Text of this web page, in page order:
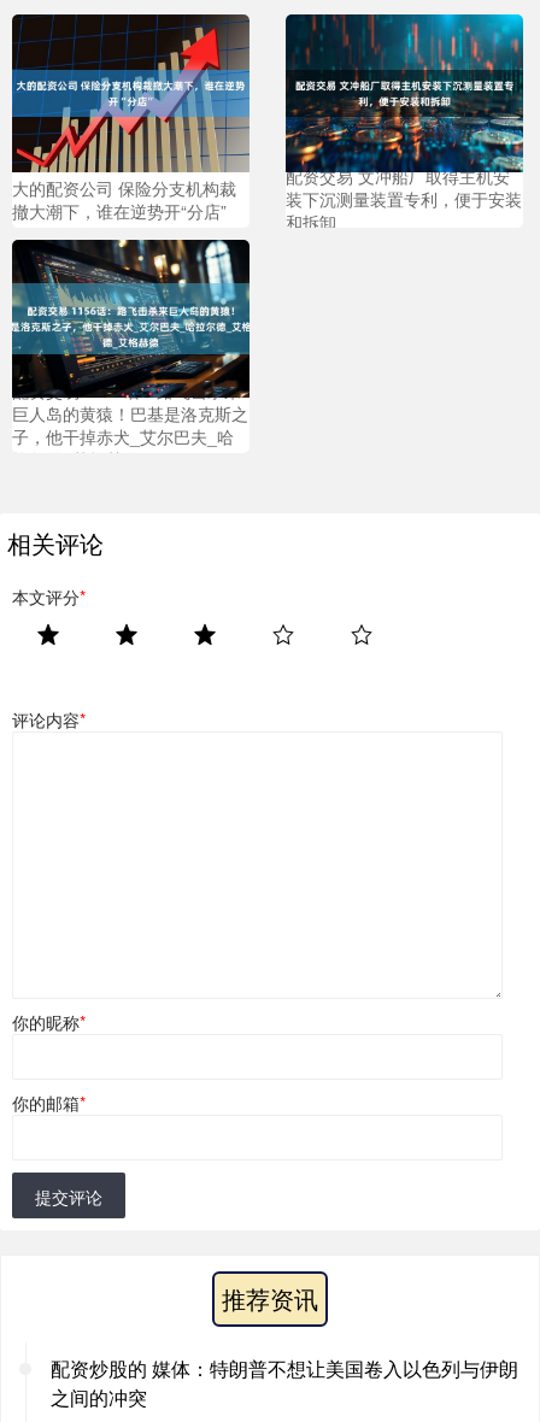
大的配资公司 保险分支机构裁
撤大潮下，谁在逆势开“分店”
配资交易 文冲船厂取得主机安
装下沉测量装置专利，便于安装
和拆卸
配资交易 1156话：路飞击杀来
巨人岛的黄猿！巴基是洛克斯之
子，他干掉赤犬_艾尔巴夫_哈
拉尔德_艾格赫德
相关评论
本文评分*
评论内容*
你的昵称*
你的邮箱*
提交评论
推荐资讯
配资炒股的 媒体：特朗普不想让美国卷入以色列与伊朗
之间的冲突